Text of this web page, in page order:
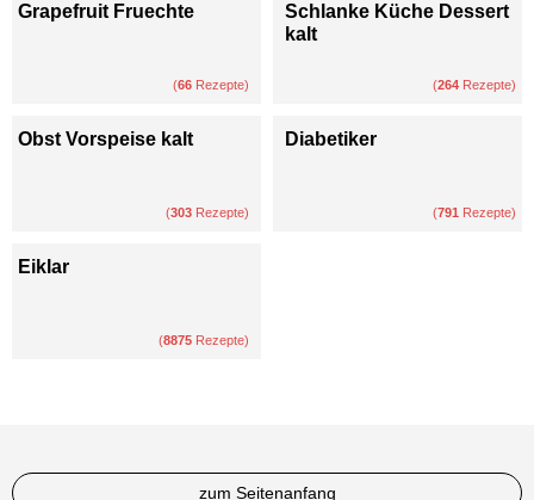
Grapefruit Fruechte
(66 Rezepte)
Schlanke Küche Dessert
kalt
(264 Rezepte)
Obst Vorspeise kalt
(303 Rezepte)
Diabetiker
(791 Rezepte)
Eiklar
(8875 Rezepte)
zum Seitenanfang